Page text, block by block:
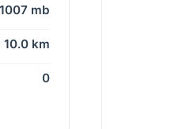
1007 mb
10.0 km
0